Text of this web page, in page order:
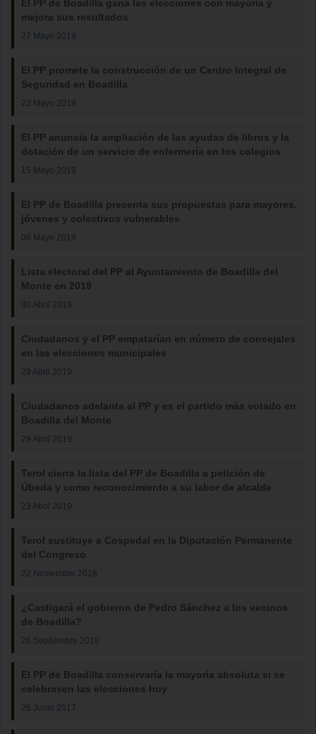
El PP de Boadilla gana las elecciones con mayoría y
mejora sus resultados
27 Mayo 2019
El PP promete la construcción de un Centro Integral de
Seguridad en Boadilla
23 Mayo 2019
El PP anuncia la ampliación de las ayudas de libros y la
dotación de un servicio de enfermería en los colegios
15 Mayo 2019
El PP de Boadilla presenta sus propuestas para mayores,
jóvenes y colectivos vulnerables
06 Mayo 2019
Lista electoral del PP al Ayuntamiento de Boadilla del
Monte en 2019
30 Abril 2019
Ciudadanos y el PP empatarían en número de concejales
en las elecciones municipales
29 Abril 2019
Ciudadanos adelanta al PP y es el partido más votado en
Boadilla del Monte
29 Abril 2019
Terol cierra la lista del PP de Boadilla a petición de
Úbeda y como reconocimiento a su labor de alcalde
23 Abril 2019
Terol sustituye a Cospedal en la Diputación Permanente
del Congreso
22 Noviembre 2018
¿Castigará el gobierno de Pedro Sánchez a los vecinos
de Boadilla?
26 Septiembre 2018
El PP de Boadilla conservaría la mayoría absoluta si se
celebrasen las elecciones hoy
26 Junio 2017